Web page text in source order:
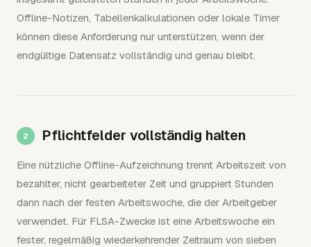
Offline-Notizen, Tabellenkalkulationen oder lokale Timer
können diese Anforderung nur unterstützen, wenn der
endgültige Datensatz vollständig und genau bleibt.
Pflichtfelder vollständig halten
Eine nützliche Offline-Aufzeichnung trennt Arbeitszeit von
bezahlter, nicht gearbeiteter Zeit und gruppiert Stunden
dann nach der festen Arbeitswoche, die der Arbeitgeber
verwendet. Für FLSA-Zwecke ist eine Arbeitswoche ein
fester, regelmäßig wiederkehrender Zeitraum von sieben